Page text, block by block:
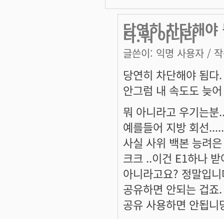
당연히 차단해
다.뭐 아니라
글쓴이: 익명 사용자 /
당연히 차단해야 됨다.
안그럼 내 속도도 늦
뭐 아니라고 우기는
예를들어 지방 회선
사실 사위 백본 능려
크크 ..이건 E1하나
아니라고요? 정말입
공유하면 안되는 겁죠.
공유 사용하면 안됩니